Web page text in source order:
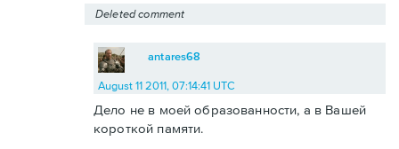
Deleted comment
antares68
August 11 2011, 07:14:41 UTC
Дело не в моей образованности, а в Вашей
короткой памяти.